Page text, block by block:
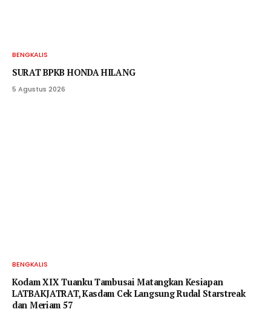
BENGKALIS
SURAT BPKB HONDA HILANG
5 Agustus 2026
BENGKALIS
Kodam XIX Tuanku Tambusai Matangkan Kesiapan
LATBAKJATRAT, Kasdam Cek Langsung Rudal Starstreak
dan Meriam 57